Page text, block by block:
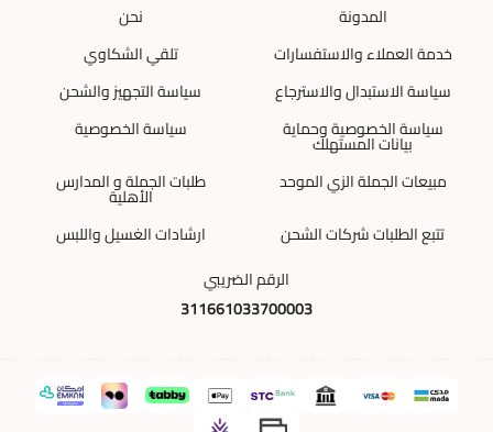
المدونة
نحن
خدمة العملاء والاستفسارات
تلقي الشكاوي
سياسة الاستبدال والاسترجاع
سياسة التجهيز والشحن
سياسة الخصوصية وحماية
بيانات المستهلك
سياسة الخصوصية
مبيعات الجملة الزي الموحد
طلبات الجملة و المدارس
الأهلية
تتبع الطلبات شركات الشحن
ارشادات الغسيل واللبس
الرقم الضريبي
311661033700003